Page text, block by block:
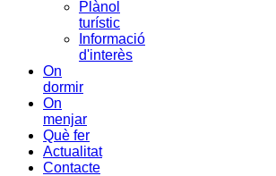
Plànol
turístic
Informació
d'interès
On
dormir
On
menjar
Què fer
Actualitat
Contacte